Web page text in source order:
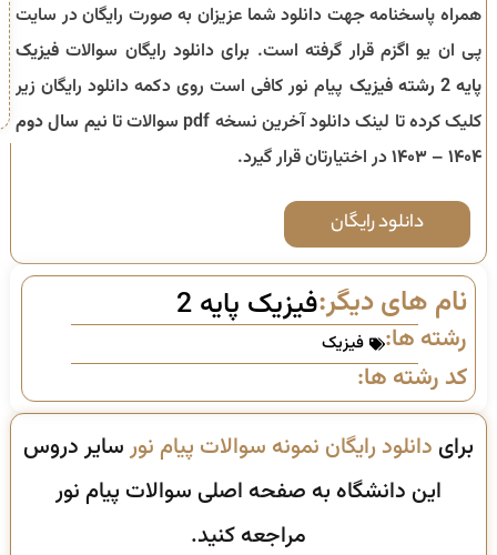
همراه پاسخنامه جهت دانلود شما عزیزان به صورت رایگان در سایت
پی ان یو اگزم قرار گرفته است. برای دانلود رایگان سوالات فیزیک
پایه 2 رشته فیزیک
پیام نور کافی است روی دکمه دانلود رایگان زیر
کلیک کرده تا لینک دانلود آخرین نسخه pdf سوالات تا
نیم سال دوم
۱۴۰۴ – ۱۴۰۳
در اختیارتان قرار گیرد.
دانلود رایگان
نام های دیگر:فیزیک پایه 2
رشته ها: فیزیک
کد رشته ها:
برای دانلود رایگان نمونه سوالات پیام نورسایر دروس
این دانشگاه به صفحه اصلی سوالات پیام نور
مراجعه کنید.